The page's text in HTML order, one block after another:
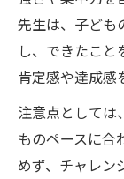
先生は、子ども
し、できたこ
肯定感や達成感
注意点としては
ものペースに合
めず、チャレン